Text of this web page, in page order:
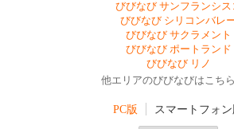
びびなび サンフランシス
びびなび シリコンバレ
びびなび サクラメント
びびなび ポートランド
びびなび リノ
他エリアのびびなびはこち
PC版 スマートフォン